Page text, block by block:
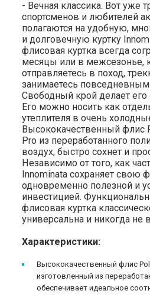
- Вечная классика. Вот уже
спортсменов и любителей
полагаются на удобную,
и долговечную куртку
флисовая куртка всегда
месяцы или в межсезонье,
отправляетесь в поход,
занимаетесь
Свободный крой делает
Его можно носить как
утеплителя в очень
Высококачественный флис
Pro из переработанного
воздух, быстро сохнет и
Независимо от того, как
Innominata сохраняет свою
одновременно полезной и
инвестицией.
флисовая куртка
универсальна и никогда не
Характеристики:
Высококачественный флис
изготовленный из
обеспечивает идеальное